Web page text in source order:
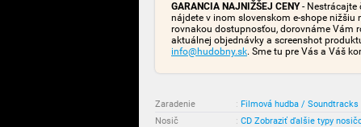
GARANCIA NAJNIŽŠEJ CENY- Nestrácajte
nájdete v inom slovenskom e-shope nižšiu
rovnakou dostupnosťou, dorovnáme Vám
aktuálnej objednávky a screenshot
info@hudobny.sk. Sme tu pre Vás a Váš
Zaradenie : Filmová hudba / Soundtracks
Nosič
: CD Zobraziť ďalšie typy